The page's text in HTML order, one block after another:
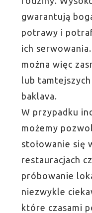
gwarantują
potrawy i
ich
można więc
lub
baklava.
W przypadku
możemy
stołowanie się
restauracjach
próbowanie
niezwykle
które czasami